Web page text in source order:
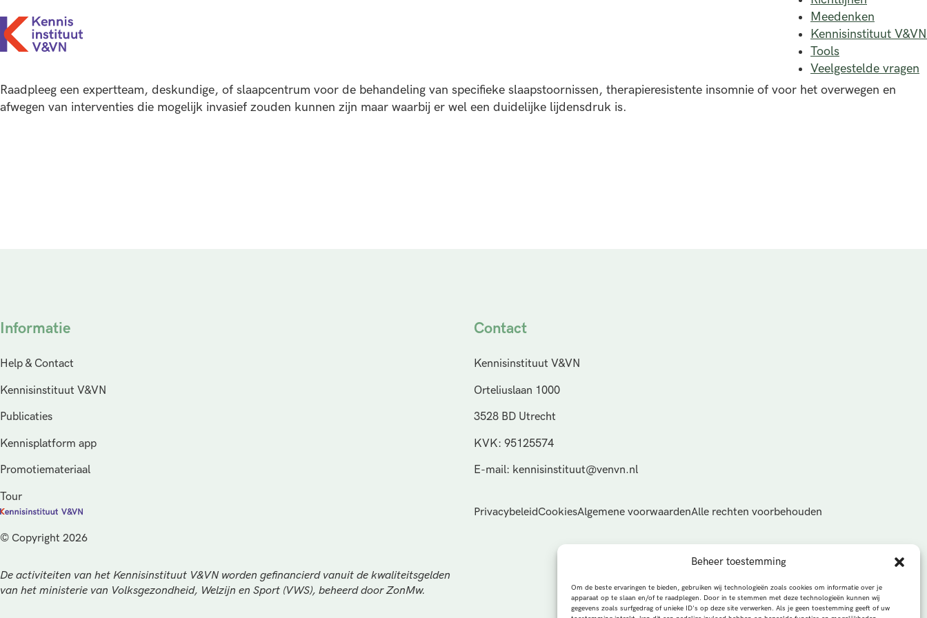
Beheer toestemming
Om de beste ervaringen te bieden, gebruiken wij technologieën zoals cookies om informatie over je
apparaat op te slaan en/of te raadplegen. Door in te stemmen met deze technologieën kunnen wij
gegevens zoals surfgedrag of unieke ID's op deze site verwerken. Als je geen toestemming geeft of uw
Meedenken
Kennisinstituut V&VN
Tools
Veelgestelde vragen
Raadpleeg een expertteam, deskundige, of slaapcentrum voor de behandeling van specifieke slaapstoornissen, therapieresistente insomnie of voor het overwegen en
afwegen van interventies die mogelijk invasief zouden kunnen zijn maar waarbij er wel een duidelijke lijdensdruk is.
Informatie
Help & Contact
Kennisinstituut V&VN
Publicaties
Kennisplatform app
Promotiemateriaal
Tour
Contact
Kennisinstituut V&VN
Orteliuslaan 1000
3528 BD Utrecht
KVK: 95125574
E-mail: kennisinstituut@venvn.nl
© Copyright 2026
De activiteiten van het Kennisinstituut V&VN worden gefinancierd vanuit de kwaliteitsgelden
van het ministerie van Volksgezondheid, Welzijn en Sport (VWS), beheerd door ZonMw.
PrivacybeleidCookiesAlgemene voorwaardenAlle rechten voorbehouden